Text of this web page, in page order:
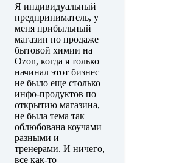
Я индивидуальный
предприниматель, у
меня прибыльный
магазин по продаже
бытовой химии на
Ozon, когда я только
начинал этот бизнес
не было еще столько
инфо-продуктов по
открытию магазина,
не была тема так
облюбована коучами
разными и
тренерами. И ничего,
все как-то